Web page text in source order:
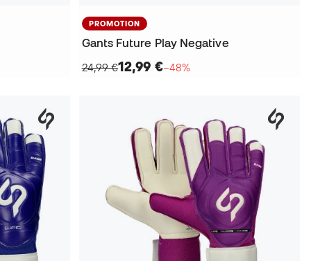
PROMOTION
Gants Future Play Negative
24,99 €12,99 €−48%